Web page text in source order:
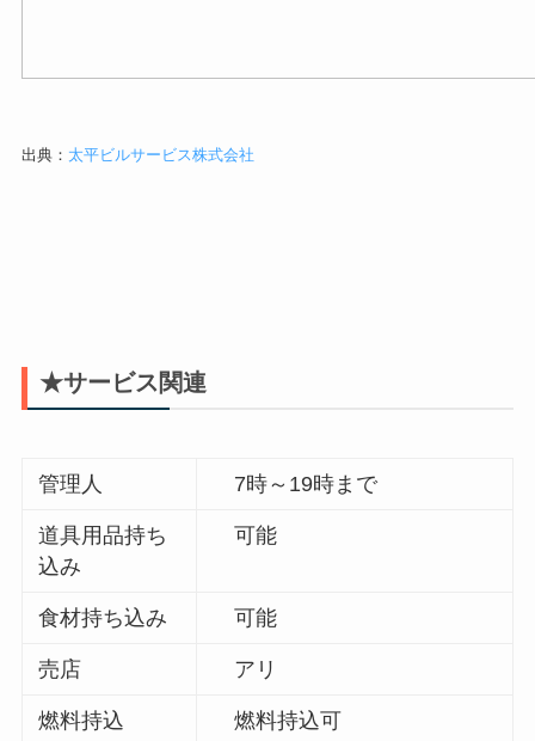
出典： 太平ビルサービス株式会社
★サービス関連
管理人 7時～19時まで
道具用品持ち
込み
可能
食材持ち込み 可能
売店 アリ
燃料持込 燃料持込可